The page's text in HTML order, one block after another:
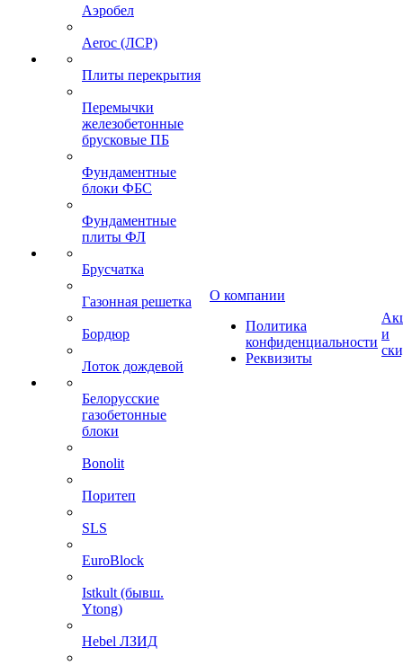
Аэробел
Aeroc (ЛСР)
Плиты перекрытия
Перемычки
железобетонные
брусковые ПБ
Фундаментные
блоки ФБС
Фундаментные
плиты ФЛ
Брусчатка
Газонная решетка
Бордюр
Лоток дождевой
Белорусские
газобетонные
блоки
Bonolit
Поритеп
SLS
EuroBlock
Istkult (бывш.
Ytong)
Hebel ЛЗИД
О компании
Политика
конфиденциальности
Реквизиты
и